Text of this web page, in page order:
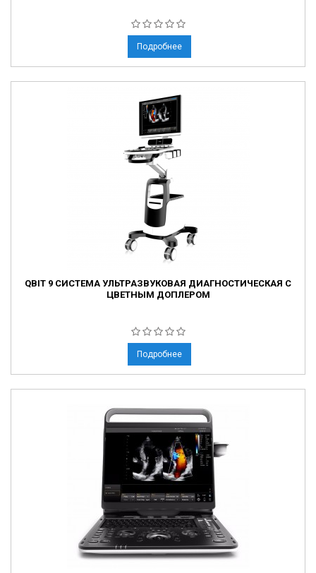
Подробнее
QBIT 9 СИСТЕМА УЛЬТРАЗВУКОВАЯ ДИАГНОСТИЧЕСКАЯ С
ЦВЕТНЫМ ДОПЛЕРОМ
Подробнее